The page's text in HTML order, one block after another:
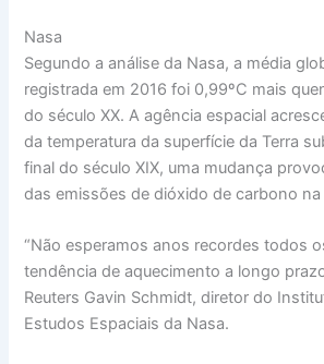
Nasa
Segundo a análise da Nasa, a média
registrada em 2016 foi 0,99ºC mais
do século XX. A agência espacial
da temperatura da superfície da Terra
final do século XIX, uma mudança
das emissões de dióxido de carbono
“Não esperamos anos recordes todos
tendência de aquecimento a longo
Reuters Gavin Schmidt, diretor do
Estudos Espaciais da Nasa.